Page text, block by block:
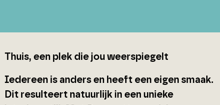
Thuis, een plek die jou weerspiegelt
Iedereen is anders en heeft een eigen smaak.
Dit resulteert natuurlijk in een unieke